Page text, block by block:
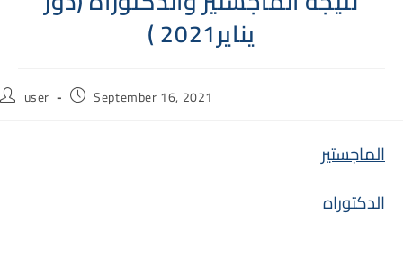
يناير2021 )
Postuser Post
published:
September 16, 2021
الماجستير
الدكتوراه